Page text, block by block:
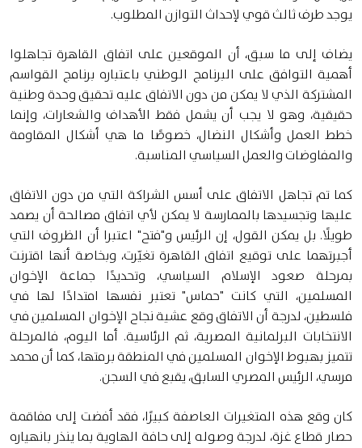
يوجد طرف ثالث قوي لإحداث التوازن المطلوب.
يضاف إلى ما سبق، أن الموقعين على اتفاق القاهرة تجاهلوا
أهمية التوافق على البرنامج الوطني باعتباره برنامج القواسم
المشتركة الذي لا يمكن من دون الاتفاق عليه تحقيق وحدة وطنية
حقيقية، وهو لا يجب أن يشمل فقط الأهداف والشعارات، وإنما
خطط العمل وأشكال النضال، خصوصًا ما هي أشكال المقاومة
والمفاوضات والعمل السياسي المناسبة.
كما تم تجاهل الاتفاق على أسس الشراكة التي من دون الاتفاق
عليها وتجسيدها بالممارسة لا يمكن لأي اتفاق مصالحة أن يصمد
طويلًا. بل يمكن القول، إن الرئيس و"فتح" اعتبرا أن الظروف التي
أجبرتهما على توقيع اتفاق القاهرة تغيّرت، وبخاصة أنها اقترنت
بمرحلة صعود الإسلام السياسي، وتحديدًا جماعة الإخوان
المسلمين، التي كانت "حماس" تعتبر نفسها امتدادًا لها في
فلسطين، لدرجة أن الاتفاق وقع عشية نجاح الإخوان المسلمين في
الانتخابات البرلمانية المصرية، ثم الرئاسية. أما اليوم، فالمرحلة
تتميز بهبوط الإخوان المسلمين في المنطقة برمتها، كما أن محمد
مرسي، الرئيس المصري السابق، يقبع في السجن.
كان وقع هذه المتغيرات العاصفة كبيرًا، فقد أفضت إلى مفاقمة
حصار قطاع غزة، لدرجة وصوله إلى حافة الهاوية بما ينذر بانهياره